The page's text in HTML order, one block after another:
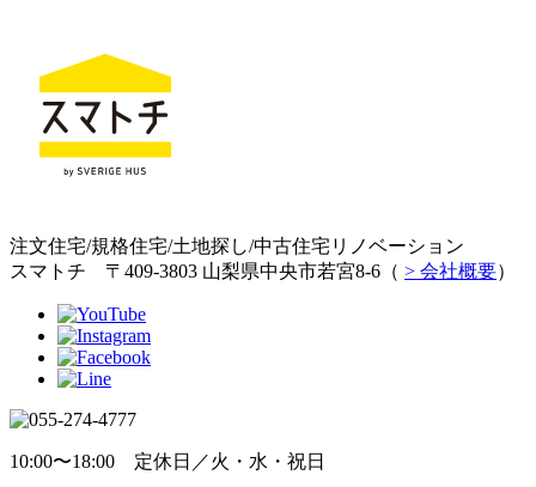
注文住宅/規格住宅/土地探し/中古住宅リノベーション
スマトチ 〒409-3803 山梨県中央市若宮8-6（ > 会社概要）
10:00〜18:00 定休日／火・水・祝日